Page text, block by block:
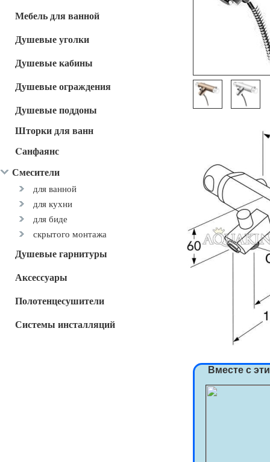
Мебель для ванной
Душевые уголки
Душевые кабины
Душевые ограждения
Душевые поддоны
Шторки для ванн
Cанфаянс
Смесители
для ванной
для кухни
для биде
скрытого монтажа
Душевые гарнитуры
Аксессуары
Полотенцесушители
Системы инсталляций
Вместе с